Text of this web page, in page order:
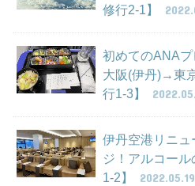
修行2-1】
初めてのANA
大阪(伊丹)→東
行1-3】
伊丹空港リニ
ジ！アルコー
1-2】
2022.05.19